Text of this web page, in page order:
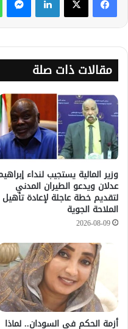
مقالات ذات صلة
وزير المالية يستجيب لنداء
عدلان ويدعو الطيران المدني
لتقديم خطة عاجلة لإعادة تأهيل
الملاحة الجوية
2026-08-09
أزمة الحكم في السودان.. لماذا